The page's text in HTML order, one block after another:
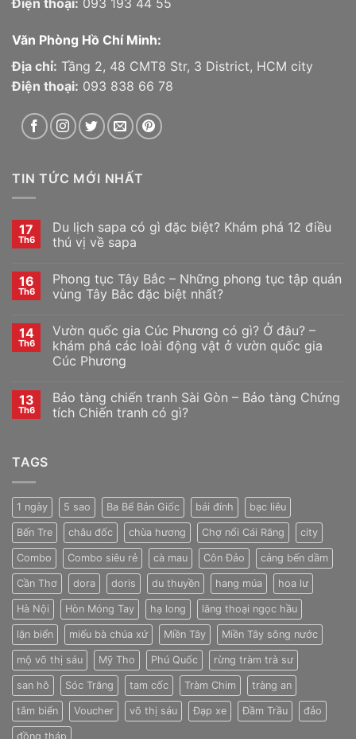
Điện thoại: 093 193 44 55
Văn Phòng Hồ Chí Minh:
Địa chỉ: Tầng 2, 48 CMT8 Str, 3 District, HCM city
Điện thoại: 093 838 66 78
TIN TỨC MỚI NHẤT
17
Th6
Du lịch sapa có gì đặc biệt? Khám phá 12 điều
thú vị về sapa
16
Th6
Phong tục Tây Bắc – Những phong tục tập quán
vùng Tây Bắc đặc biệt nhất?
14
Th6
Vườn quốc gia Cúc Phương có gì? Ở đâu? –
khám phá các loài động vật ở vườn quốc gia
Cúc Phương
13
Th6
Bảo tàng chiến tranh Sài Gòn – Bảo tàng Chứng
tích Chiến tranh có gì?
TAGS
1 ngày 5 sao Ba Bể Bản Giốc bái đính bạc liêu
Bến Tre châu đốc chùa hương Chợ nổi Cái Răng city
Combo Combo siêu rẻ cà mau Côn Đảo cảng bến dầm
Cần Thơ dora doris du thuyền hang múa hoa lư
Hà Nội Hòn Móng Tay hạ long lăng thoại ngọc hầu
lặn biển miếu bà chúa xứ Miền Tây Miền Tây sông nước
mộ võ thị sáu Mỹ Tho Phú Quốc rừng tràm trà sư
san hô Sóc Trăng tam cốc Tràm Chim tràng an
tắm biển Voucher võ thị sáu Đạp xe Đầm Trầu đảo
đồng tháp